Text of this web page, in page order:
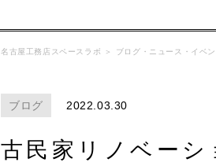
名古屋工務店スペースラボ ＞ ブログ・ニュース・イベン
ブログ 2022.03.30
古民家リノベーシ